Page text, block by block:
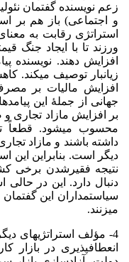
زعم نویسنده گفتمان
و اجتماعی) باز هم بر
استراتژی رقابت به
ورزند تا با ایجاد جنگ
افزایش دهند. نویسنده
زیانبار توصیف می­کند.
افزایش مالیات بر
جهانی از جملۀ این
بر افزایش مازاد
محسوب می­شود. قطعاً
داشته باشند و مازاد
دیگر است. بنابراین این
نتیجه فقیرشدن برخی
دنبال دارد. این در
سیاستمداران این
می­زنند.
4- مؤلف استراتژی­های
انعطاف­پذیری در بازار